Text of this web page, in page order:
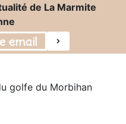
de La Marmite
golfe du Morbihan